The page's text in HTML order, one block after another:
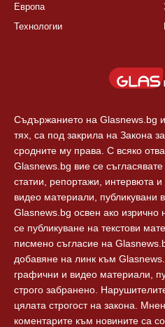
Европа
Технологии
Съдържанието на Glasnews.bg и
тях, са под закрила на Закона
сродните му права. С всяко
Glasnews.bg вие се
статии, репортажи, интервюта и
видео материали, публикувани
Glasnews.bg освен ако изрично
се публикуване на текстови
писмено съгласие на
добавяне на линк към
графични и видео материали,
строго забранено.
цялата строгост на закона.
коментарите към новините са